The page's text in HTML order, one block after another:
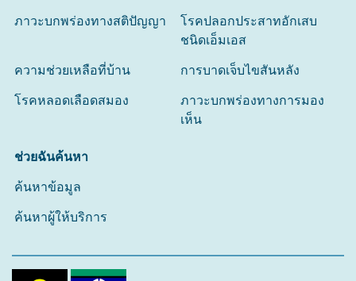
ภาวะบกพร่องทางสติปัญญา
โรคปลอกประสาทอักเสบ
ชนิดเอ็มเอส
ความช่วยเหลือที่บ้าน
การบาดเจ็บไขสันหลัง
โรคหลอดเลือดสมอง
ภาวะบกพร่องทางการมอง
เห็น
ช่วยฉันค้นหา
ค้นหาข้อมูล
ค้นหาผู้ให้บริการ